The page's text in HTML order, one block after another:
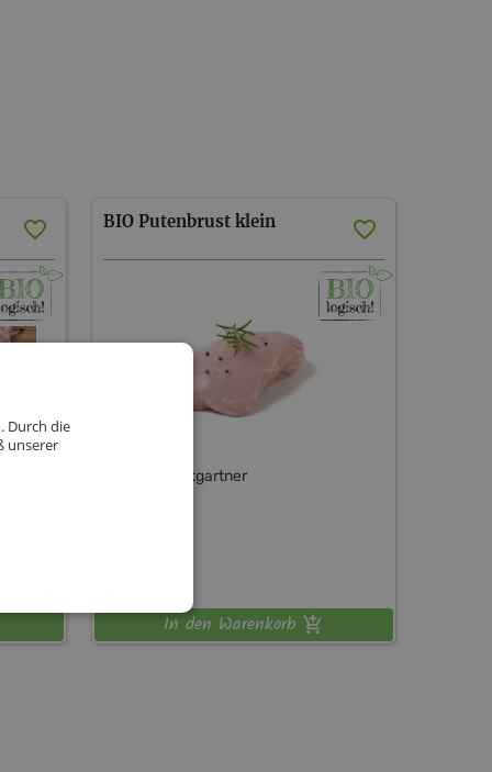
Stück Glück und herrlichen Fleischgenuss.
Delikatessen weiter.
BIO Putenbrust klein
Biohof Krautgartner
In den Warenkorb
Durch die
unserer